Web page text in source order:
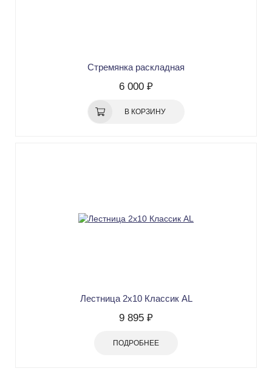
Стремянка раскладная
6 000 ₽
В КОРЗИНУ
Лестница 2х10 Классик AL
9 895 ₽
ПОДРОБНЕЕ